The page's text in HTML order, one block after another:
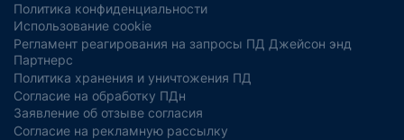
Политика конфиденциальности
Использование cookie
Регламент реагирования на запросы ПД Джейсон энд
Партнерс
Политика хранения и уничтожения ПД
Согласие на обработку ПДн
Заявление об отзыве согласия
Согласие на рекламную рассылку